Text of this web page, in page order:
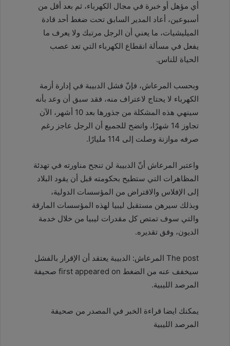
أي مؤهل أو خبرة في مجال الكهرباء، ثم بعد أقل من
أسبوعين، أعاد المدير السابق تحت ضغط أحد قادة
الميليشيات، ما يعني أن الرجل مرتبك ولا يعرف ما
يفعل في مسألة انقطاع الكهرباء التي تعد عصب
الحياة للناس.
وبحسب المرعاش، فإنّ فشل الدبيبة في إدارة أزمة
الكهرباء لا يحتاج لاعتراف منه، فقد سبق أن وعد بأنه
سينهي هذه المشكلة من جذورها بعد 10 أشهر، الآن
تجاوز 14 شهرًا، واتضح للجميع أن الرجل عاجز رغم
صرفه موازنة وصلت إلى 114 مليارًا.
واعتبر المرعاش أنّ الدبيبة لن تنجح مناورته في تهدئة
المظاهرات التي ستطيح بحكومته قبل أن يقود البلاد
إلى الإفلاس والاقتراض من المؤسسات الدولية،
وبذلك سيرهن مستقبل ليبيا لهذه المؤسسات المارقة
والتي سوف تمتص كل مقدرات ليبيا من خلال خدمة
الديون، وفق تقديره.
The post المرعاش: الدبيبة يعتقد أن الإقرار بالفشل
سيخفف عنه من الضغط first appeared on صحيفة
المرصد الليبية.
يمكنك ايضا قراءة الخبر في المصدر من صحيفة
المرصد الليبية